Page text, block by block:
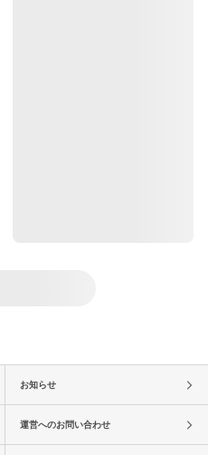
お知らせ
運営へのお問い合わせ